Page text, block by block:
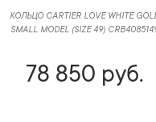
КОЛЬЦО CARTIER LOVE WHITE
SMALL MODEL (SIZE 49)
78 850 руб.